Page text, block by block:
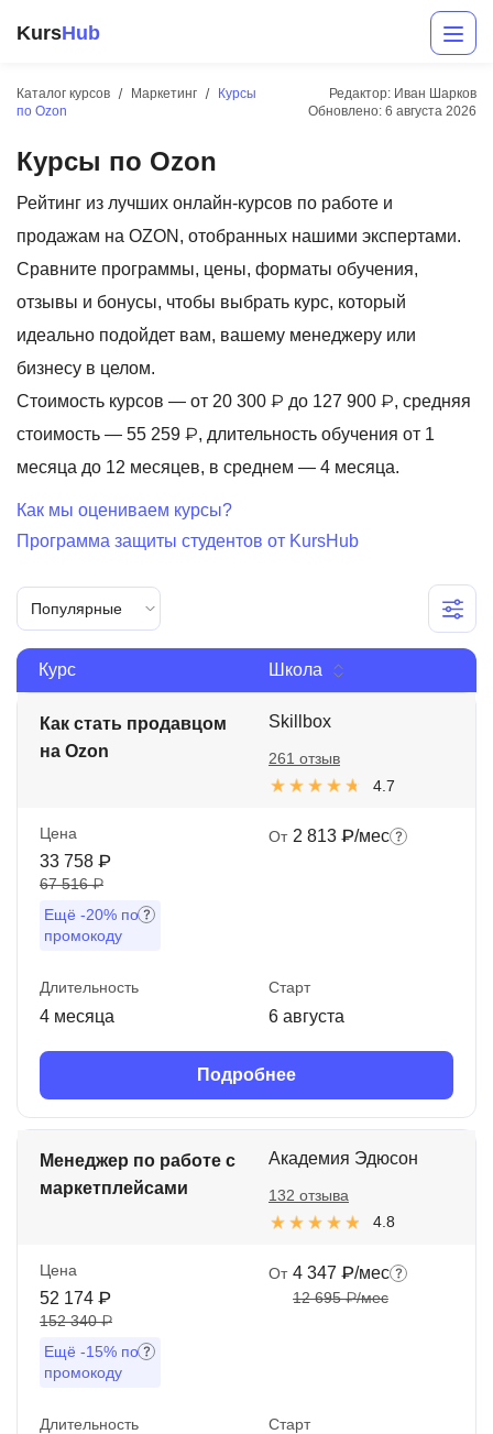
KursHub
Каталог курсов Маркетинг
Курсы
по Ozon
Редактор: Иван Шарков
Обновлено: 6 августа 2026
Курсы по Ozon
Рейтинг из лучших онлайн-курсов по работе и
продажам на OZON, отобранных нашими экспертами.
Сравните программы, цены, форматы обучения,
отзывы и бонусы, чтобы выбрать курс, который
идеально подойдет вам, вашему менеджеру или
бизнесу в целом.
Стоимость курсов — от 20 300 ₽ до 127 900 ₽, средняя
стоимость — 55 259 ₽, длительность обучения от 1
месяца до 12 месяцев, в среднем — 4 месяца.
Как мы оцениваем курсы?
Программа защиты студентов от KursHub
Популярные
Курс Школа
Как стать продавцом
на Ozon
Skillbox
4.7
261 отзыв
Цена
33 758 ₽
67 516 ₽
Ещё -20% по
промокоду
От 2 813 ₽/мес
Длительность
4 месяца
Старт
6 августа
Подробнее
Менеджер по работе с
маркетплейсами
Академия Эдюсон
4.8
132 отзыва
Цена
52 174 ₽
152 340 ₽
Ещё -15% по
промокоду
От 4 347 ₽/мес
12 695 ₽/мес
Длительность Старт
Разработка
Маркетинг
Дизайн
Аналитика
Менеджмент
Иностранные языки
ДПО
Детям
Акции и промокоды
Рейтинг онлайн-школ